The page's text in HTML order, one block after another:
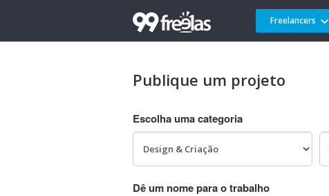
Freelancers
Publique um projeto
Escolha uma categoria
Dê um nome para o trabalho